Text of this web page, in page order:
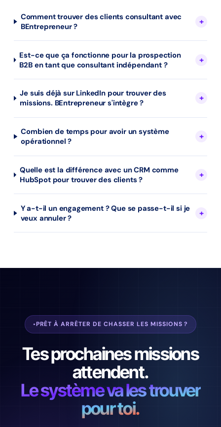
Comment trouver des clients consultant avec
BEntrepreneur ?
Est-ce que ça fonctionne pour la prospection
B2B en tant que consultant indépendant ?
Je suis déjà sur LinkedIn pour trouver des
missions. BEntrepreneur s'intègre ?
Combien de temps pour avoir un système
opérationnel ?
Quelle est la différence avec un CRM comme
HubSpot pour trouver des clients ?
Y a-t-il un engagement ? Que se passe-t-il si je
veux annuler ?
PRÊT À ARRÊTER DE CHASSER LES MISSIONS ?
Tes prochaines missions
attendent.
Le système va les trouver
pour toi.